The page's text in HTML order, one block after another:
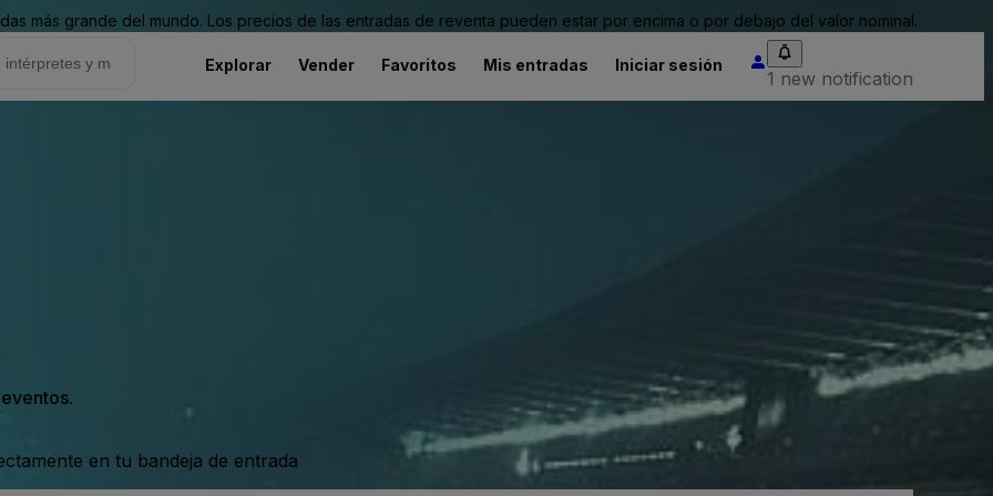
más grande del mundo. Los precios de las entradas de reventa pueden estar por encima o por debajo del valor nominal.
Explorar Vender Favoritos Mis entradas Iniciar sesión
1 new notification
en tu bandeja de entrada